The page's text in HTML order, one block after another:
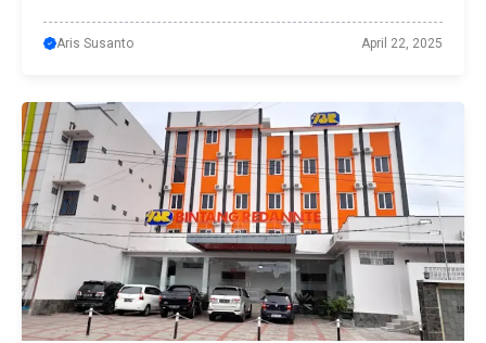
Aris Susanto April 22, 2025